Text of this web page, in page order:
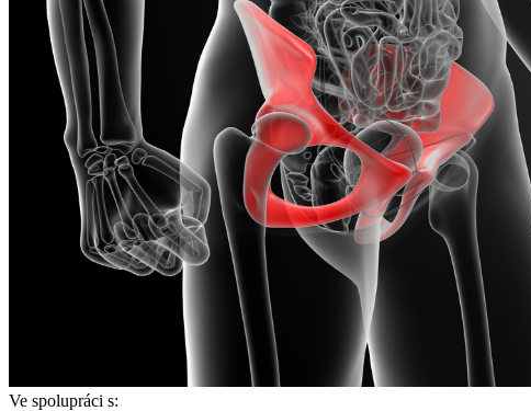
Ve spolupráci s: